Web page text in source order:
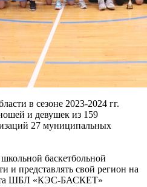
в сезоне 2023-2024 гг.
и девушек из 159
27 муниципальных
баскетбольной
и представлять свой регион на
ШБЛ «КЭС-БАСКЕТ»